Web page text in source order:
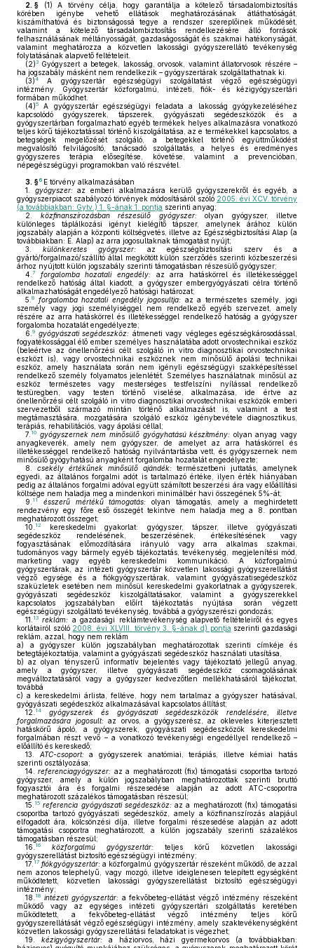
2. § (1) A törvény célja, hogy garantálja a kötelező társadalombiztosítás
körében igénybe vehető ellátások meghatározásának átláthatóságát,
kiszámíthatóvá és biztonságossá tegye a rendszer szereplőinek működését,
valamint a kötelező társadalombiztosítás rendelkezésére álló források
felhasználásának méltányosságát, gazdaságosságát és szakmai hatékonyságát,
valamint meghatározza a közvetlen lakossági gyógyszerellátó tevékenység
folytatásának alapvető feltételeit.
(2)3 Gyógyszert a betegek, lakosság, orvosok, valamint állatorvosok részére –
ha jogszabály másként nem rendelkezik – gyógyszertárak szolgáltathatnak ki.
(3)4
A gyógyszertár egészségügyi szolgáltatást végző egészségügyi
intézmény. Gyógyszertár közforgalmú, intézeti, fiók- és kézigyógyszertári
formában működhet.
(4)5
A gyógyszertár egészségügyi feladata a lakosság gyógykezeléséhez
kapcsolódó gyógyszerek, tápszerek, gyógyászati segédeszközök és a
gyógyszertárban forgalmazható egyéb termékek helyes alkalmazásra vonatkozó
teljes körű tájékoztatással történő kiszolgáltatása, az e termékekkel kapcsolatos, a
betegségek megelőzését szolgáló, a betegekkel történő együttműködést
megvalósító felvilágosító, tanácsadó szolgáltatás, a helyes és eredményes
gyógyszeres terápia elősegítése, követése, valamint a prevencióban,
népegészségügyi programokban való részvétel.
3. §6 E törvény alkalmazásában
1.
gyógyszer:az emberi alkalmazásra kerülő gyógyszerekről és egyéb, a
gyógyszerpiacot szabályozó törvények módosításáról szóló 2005. évi XCV. törvény
(a továbbiakban: Gytv.) 1. §-ának 1. pontja szerinti anyag;
2.
közfinanszírozásban részesülő gyógyszer:olyan gyógyszer, illetve
különleges táplálkozási igényt kielégítő tápszer, amelynek árához külön
jogszabály alapján a központi költségvetés, illetve az Egészségbiztosítási Alap (a
továbbiakban: E. Alap) az arra jogosultaknak támogatást nyújt;
3.
különkeretes gyógyszer: az egészségbiztosítási szerv és a
gyártó/forgalmazó/szállító által megkötött külön szerződés szerinti közbeszerzési
árhoz nyújtott külön jogszabály szerinti támogatásban részesülő gyógyszer;
4. 7 forgalomba hozatali engedély:az arra hatáskörrel és illetékességgel
rendelkező hatóság által kiadott, a gyógyszer embergyógyászati célra történő
alkalmazhatóságát engedélyező hatósági határozat;
5. 8 forgalomba hozatali engedély jogosultja: az a természetes személy, jogi
személy vagy jogi személyiséggel nem rendelkező egyéb szervezet, amely
részére az arra hatáskörrel és illetékességgel rendelkező hatóság a gyógyszer
forgalomba hozatalát engedélyezte;
6. 9 gyógyászati segédeszköz: átmeneti vagy végleges egészségkárosodással,
fogyatékossággal élő ember személyes használatába adott orvostechnikai eszköz
(beleértve az önellenőrzési célt szolgáló in vitro diagnosztikai orvostechnikai
eszközt is), vagy orvostechnikai eszköznek nem minősülő ápolási technikai
eszköz, amely használata során nem igényli egészségügyi szakképesítéssel
rendelkező személy folyamatos jelenlétét. Személyes használatnak minősül az
eszköz természetes vagy mesterséges testfelszíni nyílással rendelkező
testüregben, vagy testen történő viselése, alkalmazása, ide értve az
önellenőrzési célt szolgáló in vitro diagnosztikai orvostechnikai eszközök emberi
szervezetből származó mintán történő alkalmazását is, valamint a test
megtámasztására, mozgatására szolgáló eszköz igénybevétele diagnosztikus,
terápiás, rehabilitációs, vagy ápolási céllal;
7. 10 gyógyszernek nem minősülő gyógyhatású készítmény: olyan anyag vagy
anyagkeverék, amely nem gyógyszer, de amelyet az arra hatáskörrel és
illetékességgel rendelkező hatóság nyilvántartásba vett, és gyógyszernek nem
minősülő gyógyhatású anyagként forgalomba hozatalát engedélyezte;
8.
csekély értékűnek minősülő ajándék: természetbeni juttatás, amelynek
egyedi, az általános forgalmi adót is tartalmazó értéke, ilyen érték hiányában
pedig az általános forgalmi adóval együtt számított beszerzési ára vagy előállítási
költsége nem haladja meg a mindenkori minimálbér havi összegének 5%-át;
9. 11 ésszerű mértékű támogatás: olyan támogatás, amely a meghirdetett
rendezvény egy főre eső összegét tekintve nem haladja meg a 8. pontban
meghatározott összeget;
10. 12
kereskedelmi gyakorlat: gyógyszer, tápszer, illetve gyógyászati
segédeszköz rendelésének, beszerzésének, értékesítésének vagy
fogyasztásának előmozdítására irányuló vagy arra alkalmas szakmai,
tudományos vagy bármely egyéb tájékoztatás, tevékenység, megjelenítési mód,
marketing vagy egyéb kereskedelmi kommunikáció. A közforgalmú
gyógyszertárak, az intézeti gyógyszertár közvetlen lakossági gyógyszerellátást
végző egysége és a fiókgyógyszertárak, valamint gyógyászatisegédeszköz
szaküzletek esetében nem minősül kereskedelmi gyakorlatnak a gyógyszerek,
gyógyászati segédeszköz kiszolgáltatásakor, valamint a gyógyszerekkel
kapcsolatos jogszabályban előírt tájékoztatás nyújtása során végzett
egészségügyi szolgáltató tevékenység, továbbá a gyógyszerészi gondozás;
11. 13 reklám: a gazdasági reklámtevékenység alapvető feltételeiről és egyes
korlátairól szóló 2008. évi XLVIII. törvény 3. §-ának d) pontja szerinti gazdasági
reklám, azzal, hogy nem reklám
a) a gyógyszer külön jogszabályban meghatározottak szerinti címkéje és
betegtájékoztatója, valamint a gyógyászati segédeszköz használati utasítása,
b) az olyan tényszerű informatív bejelentés vagy tájékoztató jellegű anyag,
amely a gyógyszer, illetve gyógyászati segédeszköz csomagolásának
megváltoztatásáról vagy a gyógyszer kedvezőtlen mellékhatásáról tájékoztat,
továbbá
c) a kereskedelmi árlista, feltéve, hogy nem tartalmaz a gyógyszer hatásával,
gyógyászati segédeszköz alkalmazásával kapcsolatos állítást;
12. 14
gyógyszerek és gyógyászati segédeszközök rendelésére, illetve
forgalmazására jogosult:az orvos, a gyógyszerész, az okleveles kiterjesztett
hatáskörű ápoló, a gyógyszerek, gyógyászati segédeszközök kereskedelmi
forgalmában részt vevő – a vonatkozó tevékenységi engedéllyel rendelkező –
előállító és kereskedő;
13.
ATC-csoport:a gyógyszerek anatómiai, terápiás, illetve kémiai hatás
szerinti osztályozása;
14.
referenciagyógyszer: az a meghatározott (fix) támogatási csoportba tartozó
gyógyszer, amely a külön jogszabályban meghatározottak szerinti bruttó
fogyasztói ára és forgalmi részesedése alapján az adott ATC-csoportra
meghatározott százalékos támogatásban részesül;
15. 15 referencia gyógyászati segédeszköz:az a meghatározott (fix) támogatási
csoportba tartozó gyógyászati segédeszköz, amely a közfinanszírozás alapjául
elfogadott ára, kölcsönzési díja, illetve forgalmi részesedése alapján az adott
támogatási csoportra meghatározott, a külön jogszabály szerinti százalékos
támogatásban részesül;
16. 16 közforgalmú gyógyszertár: teljes körű közvetlen lakossági
gyógyszerellátást biztosító egészségügyi intézmény;
17. 17 fiókgyógyszertár: a közforgalmú gyógyszertár részeként működő, de azzal
nem azonos telephelyű, vagy mozgó, illetve ideiglenesen telepített egységként
működtetett, közvetlen lakossági gyógyszerellátást biztosító egészségügyi
intézmény;
18. 18 intézeti gyógyszertár:a fekvőbeteg-ellátást végző intézmény részeként
működő vagy az egységes intézeti gyógyszertári szolgáltatás keretében
működtetett, a fekvőbeteg-ellátást végző intézmény teljes körű
gyógyszerellátását végző egészségügyi intézmény, amely szaktevékenységként
közvetlen lakossági gyógyszerellátási feladatokat is végezhet;
19.
kézigyógyszertár:a háziorvos, házi gyermekorvos (a továbbiakban: